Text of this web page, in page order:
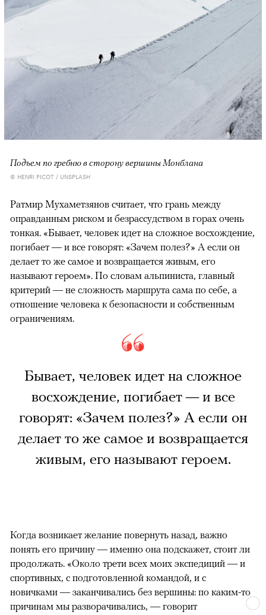
Подъем по гребню в сторону вершины Монблана
© HENRI PICOT / UNSPLASH
Ратмир Мухаметзянов считает, что грань между
оправданным риском и безрассудством в горах очень
тонкая. «Бывает, человек идет на сложное восхождение,
погибает — и все говорят: «Зачем полез?» А если он
делает то же самое и возвращается живым, его
называют героем». По словам альпиниста, главный
критерий — не сложность маршрута сама по себе, а
отношение человека к безопасности и собственным
ограничениям.
Бывает, человек идет на сложное
восхождение, погибает — и все
говорят: «Зачем полез?» А если он
делает то же самое и возвращается
живым, его называют героем.
Когда возникает желание повернуть назад, важно
понять его причину — именно она подскажет, стоит ли
продолжать. «Около трети всех моих экспедиций — и
спортивных, с подготовленной командой, и с
новичками — заканчивались без вершины: по каким-то
причинам мы разворачивались, — говорит